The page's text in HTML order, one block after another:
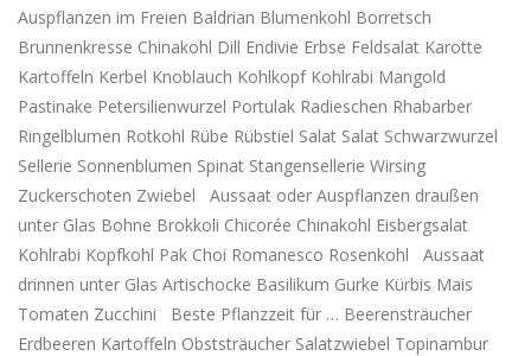
Auspflanzen im Freien Baldrian Blumenkohl Borretsch
Brunnenkresse Chinakohl Dill Endivie Erbse Feldsalat Karotte
Kartoffeln Kerbel Knoblauch Kohlkopf Kohlrabi Mangold
Pastinake Petersilienwurzel Portulak Radieschen Rhabarber
Ringelblumen Rotkohl Rübe Rübstiel Salat Salat Schwarzwurzel
Sellerie Sonnenblumen Spinat Stangensellerie Wirsing
Zuckerschoten Zwiebel Aussaat oder Auspflanzen draußen
unter Glas Bohne Brokkoli Chicorée Chinakohl Eisbergsalat
Kohlrabi Kopfkohl Pak Choi Romanesco Rosenkohl Aussaat
drinnen unter Glas Artischocke Basilikum Gurke Kürbis Mais
Tomaten Zucchini Beste Pflanzzeit für … Beerensträucher
Erdbeeren Kartoffeln Obststräucher Salatzwiebel Topinambur